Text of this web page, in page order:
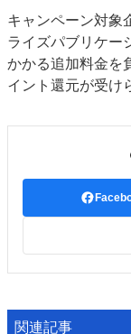
キャンペーン対象
ライズパブリケー
かかる追加料金を
イント還元が受け
関連記事